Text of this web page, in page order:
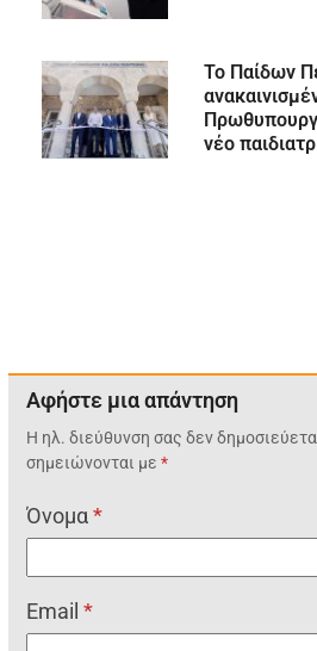
Το Παίδων
νέο
Αφήστε μια απάντηση
Η ηλ. διεύθυνση σας δεν
σημειώνονται με*
Όνομα*
Email*